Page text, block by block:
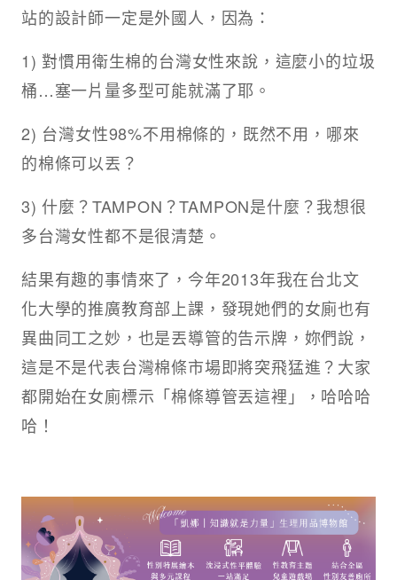
站的設計師一定是外國人，因為：
1) 對慣用衛生棉的台灣女性來說，這麼小的垃圾
桶…塞一片量多型可能就滿了耶。
2) 台灣女性98%不用棉條的，既然不用，哪來
的棉條可以丟？
3) 什麼？TAMPON？TAMPON是什麼？我想很
多台灣女性都不是很清楚。
結果有趣的事情來了，今年2013年我在台北文
化大學的推廣教育部上課，發現她們的女廁也有
異曲同工之妙，也是丟導管的告示牌，妳們說，
這是不是代表台灣棉條市場即將突飛猛進？大家
都開始在女廁標示「棉條導管丟這裡」，哈哈哈
哈！